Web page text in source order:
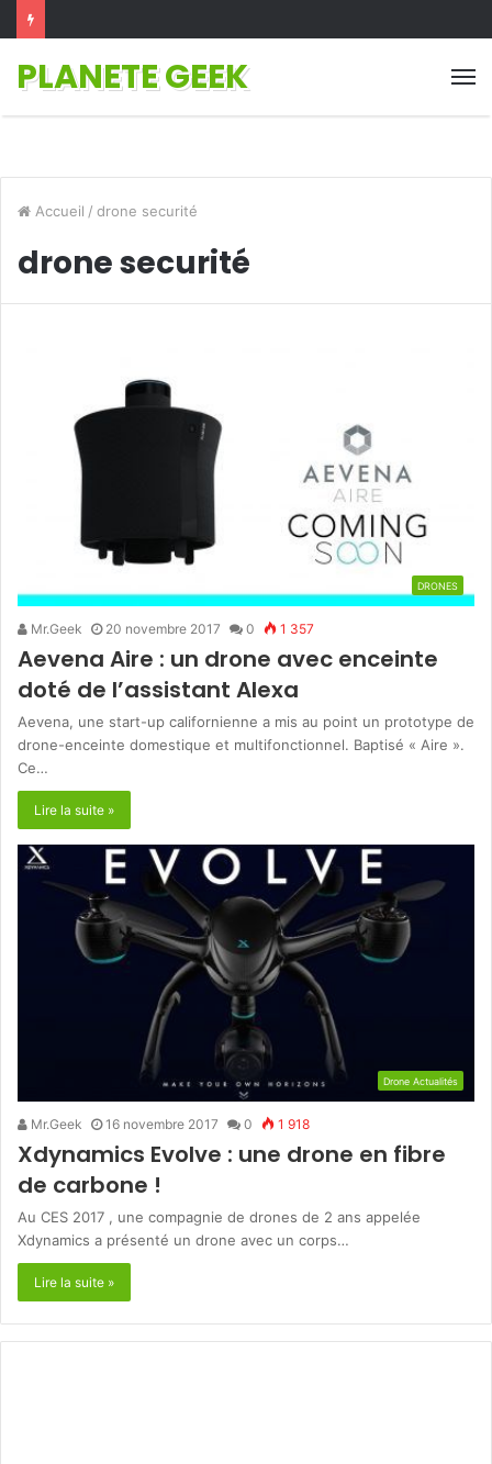
PLANETE GEEK
Accueil / drone securité
drone securité
DRONES
Mr.Geek 20 novembre 2017 0 1 357
Aevena Aire : un drone avec enceinte
doté de l’assistant Alexa
Aevena, une start-up californienne a mis au point un prototype de
drone-enceinte domestique et multifonctionnel. Baptisé « Aire ».
Ce…
Lire la suite »
Drone Actualités
Mr.Geek 16 novembre 2017 0 1 918
Xdynamics Evolve : une drone en fibre
de carbone !
Au CES 2017 , une compagnie de drones de 2 ans appelée
Xdynamics a présenté un drone avec un corps…
Lire la suite »